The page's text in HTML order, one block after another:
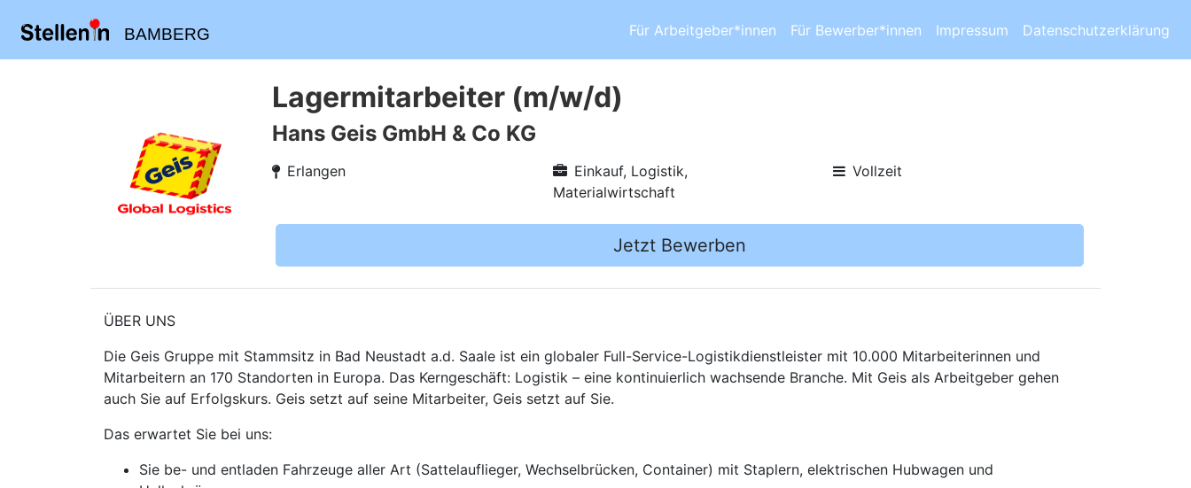
BAMBERG Für Arbeitgeber*innen Für Bewerber*innen Impressum Datenschutzerklärung
Lagermitarbeiter (m/w/d)
Hans Geis GmbH & Co KG
Erlangen
Einkauf, Logistik,
Materialwirtschaft
Vollzeit
Jetzt Bewerben
ÜBER UNS
Die Geis Gruppe mit Stammsitz in Bad Neustadt a.d. Saale ist ein globaler Full-Service-Logistikdienstleister mit 10.000 Mitarbeiterinnen und
Mitarbeitern an 170 Standorten in Europa. Das Kerngeschäft: Logistik – eine kontinuierlich wachsende Branche. Mit Geis als Arbeitgeber gehen
auch Sie auf Erfolgskurs. Geis setzt auf seine Mitarbeiter, Geis setzt auf Sie.
Das erwartet Sie bei uns:
Sie be- und entladen Fahrzeuge aller Art (Sattelauflieger, Wechselbrücken, Container) mit Staplern, elektrischen Hubwagen und